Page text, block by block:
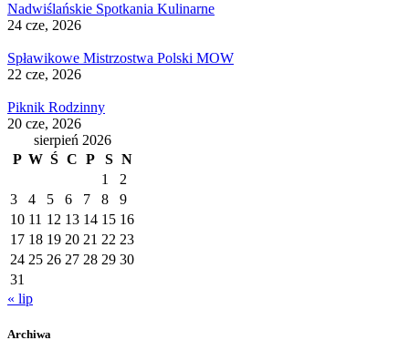
Nadwiślańskie Spotkania Kulinarne
24 cze, 2026
Spławikowe Mistrzostwa Polski MOW
22 cze, 2026
Piknik Rodzinny
20 cze, 2026
sierpień 2026
P W Ś C P S N
1
2
3
4 5 6 7 8
9
10 11 12 13 14 15 16
17 18 19 20 21 22 23
24 25 26 27 28 29 30
31
« lip
Archiwa